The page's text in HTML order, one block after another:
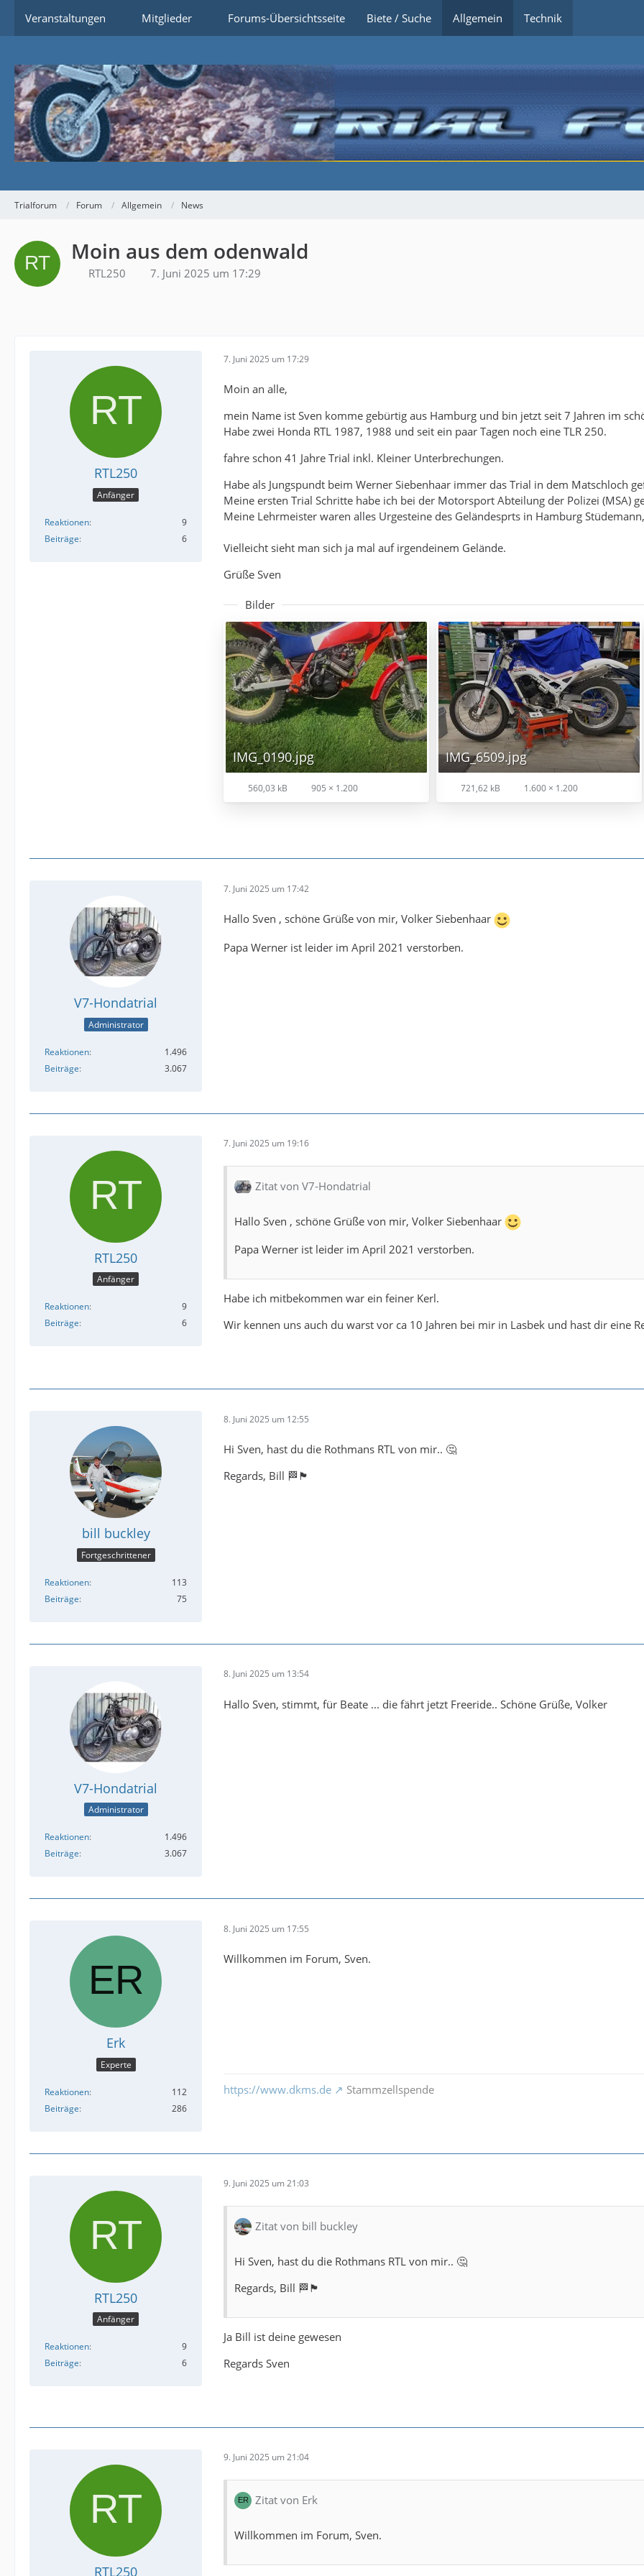
Veranstaltungen Mitglieder Forums-Übersichtsseite Biete / Suche Allgemein Technik
Trialforum Forum Allgemein News
Moin aus dem odenwald
RTL250 7. Juni 2025 um 17:29
RTL250
Anfänger
Reaktionen
9
Beiträge
6
7. Juni 2025 um 17:29
Moin an alle,
mein Name ist Sven komme gebürtig aus Hamburg und bin jetzt seit 7 Jahren im
Habe zwei Honda RTL 1987, 1988 und seit ein paar Tagen noch eine TLR 250.
fahre schon 41 Jahre Trial inkl. Kleiner Unterbrechungen.
Habe als Jungspundt beim Werner Siebenhaar immer das Trial in dem Matschloch
Meine ersten Trial Schritte habe ich bei der Motorsport Abteilung der Polizei (MSA)
Meine Lehrmeister waren alles Urgesteine des Geländesprts in Hamburg
Vielleicht sieht man sich ja mal auf irgendeinem Gelände.
Grüße Sven
Bilder
IMG_0190.jpg
560,03 kB 905 × 1.200
IMG_6509.jpg
721,62 kB 1.600 × 1.200
V7-Hondatrial
Administrator
Reaktionen
1.496
Beiträge
3.067
7. Juni 2025 um 17:42
Hallo Sven , schöne Grüße von mir, Volker Siebenhaar
Papa Werner ist leider im April 2021 verstorben.
RTL250
Anfänger
Reaktionen
9
Beiträge
6
7. Juni 2025 um 19:16
Zitat von V7-Hondatrial
Hallo Sven , schöne Grüße von mir, Volker Siebenhaar
Papa Werner ist leider im April 2021 verstorben.
Habe ich mitbekommen war ein feiner Kerl.
Wir kennen uns auch du warst vor ca 10 Jahren bei mir in Lasbek und hast dir eine
bill buckley
Fortgeschrittener
Reaktionen
113
Beiträge
75
8. Juni 2025 um 12:55
Hi Sven, hast du die Rothmans RTL von mir.. 🤔
Regards, Bill 🏁🏴󠁧󠁢󠁥󠁮󠁧󠁿
V7-Hondatrial
Administrator
Reaktionen
1.496
Beiträge
3.067
8. Juni 2025 um 13:54
Hallo Sven, stimmt, für Beate ... die fährt jetzt Freeride.. Schöne Grüße, Volker
Erk
Experte
Reaktionen
112
Beiträge
286
8. Juni 2025 um 17:55
Willkommen im Forum, Sven.
https://www.dkms.de Stammzellspende
RTL250
Anfänger
Reaktionen
9
Beiträge
6
9. Juni 2025 um 21:03
Zitat von bill buckley
Hi Sven, hast du die Rothmans RTL von mir.. 🤔
Regards, Bill 🏁🏴󠁧󠁢󠁥󠁮󠁧󠁿
Ja Bill ist deine gewesen
Regards Sven
RTL250
9. Juni 2025 um 21:04
Zitat von Erk
Willkommen im Forum, Sven.